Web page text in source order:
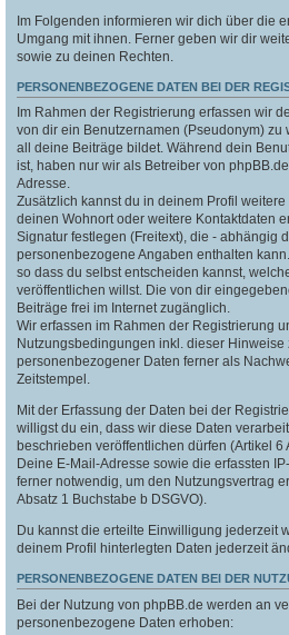
Im Folgenden informieren wir dich über die
Umgang mit ihnen. Ferner geben wir dir
sowie zu deinen Rechten.
PERSONENBEZOGENE DATEN BEI DER
Im Rahmen der Registrierung erfassen wir
von dir ein Benutzernamen (Pseudonym)
all deine Beiträge bildet. Während dein
ist, haben nur wir als Betreiber von
Adresse.
Zusätzlich kannst du in deinem Profil
deinen Wohnort oder weitere Kontaktdaten
Signatur festlegen (Freitext), die - abhängig
personenbezogene Angaben enthalten
so dass du selbst entscheiden kannst,
veröffentlichen willst. Die von dir
Beiträge frei im Internet zugänglich.
Wir erfassen im Rahmen der Registrierung
Nutzungsbedingungen inkl. dieser Hinweise
personenbezogener Daten ferner als
Zeitstempel.
Mit der Erfassung der Daten bei der
willigst du ein, dass wir diese Daten
beschrieben veröffentlichen dürfen (Artikel 6
Deine E-Mail-Adresse sowie die erfassten
ferner notwendig, um den Nutzungsvertrag
Absatz 1 Buchstabe b DSGVO).
Du kannst die erteilte Einwilligung jederzeit
deinem Profil hinterlegten Daten jederzeit
PERSONENBEZOGENE DATEN BEI DER
Bei der Nutzung von phpBB.de werden an
personenbezogene Daten erhoben: